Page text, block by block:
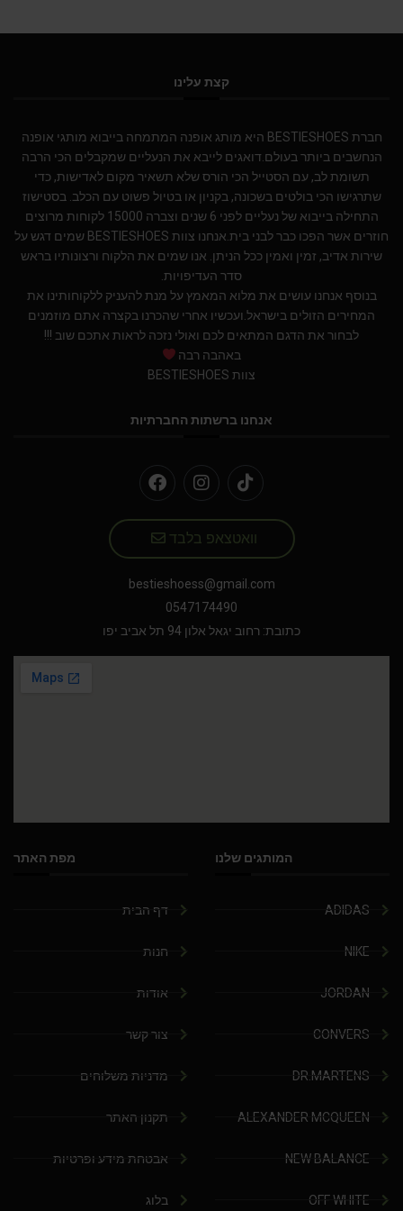
קצת עלינו
חברת BESTIESHOES היא מותג אופנה המתמחה בייבוא מותגי אופנה
הנחשבים ביותר בעולם.דואגים לייבא את הנעליים שמקבלים הכי הרבה
תשומת לב, עם הסטייל הכי הורס שלא תשאיר מקום לאדישות, כדי
שתרגישו הכי בולטים בשכונה, בקניון או בטיול פשוט עם הכלב. בסטישוז
התחילה בייבוא של נעליים לפני 6 שנים וצברה 15000 לקוחות מרוצים
חוזרים אשר הפכו כבר לבני בית.אנחנו צוות BESTIESHOES שמים דגש על
שירות אדיב, זמין ואמין ככל הניתן. אנו שמים את הלקוח ורצונותיו בראש
סדר העדיפויות.
בנוסף אנחנו עושים את מלוא המאמץ על מנת להעניק ללקוחותינו את
המחירים הזולים בישראל.ועכשיו אחרי שהכרנו בקצרה אתם מוזמנים
לבחור את הדגם המתאים לכם ואולי נזכה לראות אתכם שוב !!!
באהבה רבה
צוות BESTIESHOES
אנחנו ברשתות החברתיות
וואטצאפ בלבד
bestieshoess@gmail.com
0547174490
כתובת: רחוב יגאל אלון 94 תל אביב יפו
המותגים שלנו
ADIDAS
NIKE
JORDAN
CONVERS
DR.MARTENS
ALEXANDER MCQUEEN
NEW BALANCE
OFF WHITE
מפת האתר
דף הבית
חנות
אודות
צור קשר
מדניות משלוחים
תקנון האתר
אבטחת מידע ופרטיות
בלוג